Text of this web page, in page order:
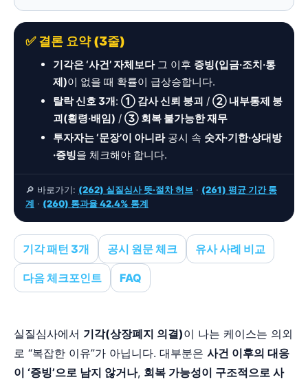
✅ 결론 요약 (3줄)
기각은 ‘사건’ 자체보다 그 이후 증빙(입금·조치·통
제)이 없을 때 확률이 급상승합니다.
탈락 신호 3개: ① 감사 신뢰 붕괴 / ② 내부통제 붕
괴(횡령·배임) / ③ 회복 불가능한 재무
투자자는 ‘문장’이 아니라 공시 속 숫자·기한·상대방
·증빙을 체크해야 합니다.
🔎 바로가기: (262) 실질심사 뜻·절차 허브 · (261) 평균 기간 통
계 · (260) 통과율 42.4% 통계
기각 패턴 3개 공시 원문 체크 유사 사례 비교
다음 체크포인트 FAQ
실질심사에서 기각(상장폐지 의결)이 나는 케이스는 의외
로 “복잡한 이유”가 아닙니다. 대부분은 사건 이후의 대응
이 ‘증빙’으로 남지 않거나, 회복 가능성이 구조적으로 사